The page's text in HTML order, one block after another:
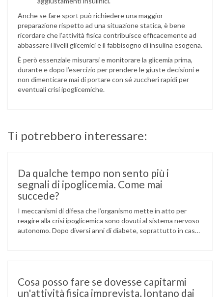
Anche se fare sport può richiedere una maggior
preparazione rispetto ad una situazione statica, è bene
ricordare che l’attività fisica contribuisce efficacemente ad
abbassare i livelli glicemici e il fabbisogno di insulina esogena.
È però essenziale misurarsi e monitorare la glicemia prima,
durante e dopo l’esercizio per prendere le giuste decisioni e
non dimenticare mai di portare con sé zuccheri rapidi per
eventuali crisi ipoglicemiche.
Ti potrebbero interessare:
Da qualche tempo non sento più i
segnali di ipoglicemia. Come mai
succede?
I meccanismi di difesa che l’organismo mette in atto per
reagire alla crisi ipoglicemica sono dovuti al sistema nervoso
autonomo. Dopo diversi anni di diabete, soprattutto in caso
Cosa posso fare se dovesse capitarmi
un'attività fisica imprevista, lontano dai